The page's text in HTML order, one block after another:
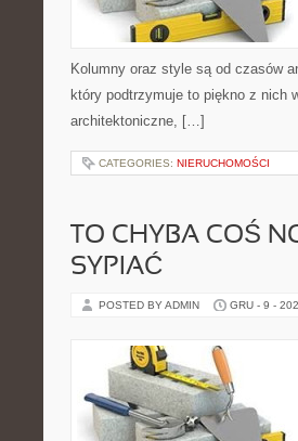
Kolumny oraz style są od czasów
który podtrzymuje to piękno z nich
architektoniczne, […]
CATEGORIES: NIERUCHOMOŚCI
TO CHYBA COŚ
SYPIAĆ
POSTED BY ADMIN GRU - 9 -